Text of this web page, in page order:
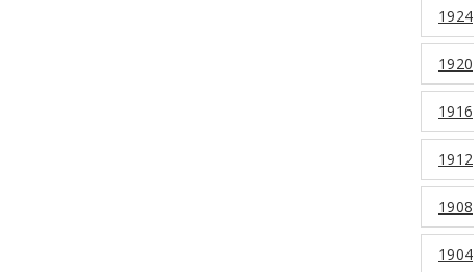
1924
1920
1916
1912
1908
1904